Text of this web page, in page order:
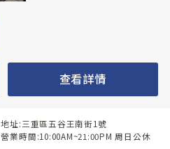
查看詳情
地址:三重區五谷王南街1號
營業時間:10:00AM~21:00PM 周日公休